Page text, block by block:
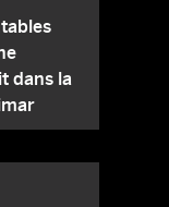
dans la